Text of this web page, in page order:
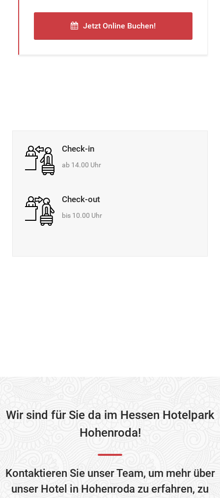
Jetzt Online Buchen!
Check-in
ab 14.00 Uhr
Check-out
bis 10.00 Uhr
Wir sind für Sie da im Hessen Hotelpark
Hohenroda!
Kontaktieren Sie unser Team, um mehr über
unser Hotel in Hohenroda zu erfahren, zu